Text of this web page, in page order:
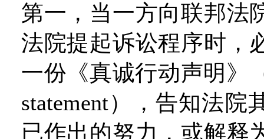
第一，当一方向联邦法
法院提起诉讼程序时，
一份《真诚行动声明》
statement），告知法院
已作出的努力，或解释